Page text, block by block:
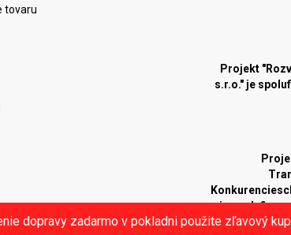
dopravy zadarmo v pokladni použite zľavový
tovaru
Projekt
s.r.o." je
je